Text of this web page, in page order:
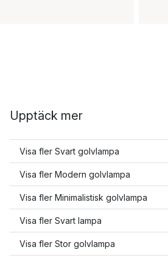
Upptäck mer
Visa fler Svart golvlampa
Visa fler Modern golvlampa
Visa fler Minimalistisk golvlampa
Visa fler Svart lampa
Visa fler Stor golvlampa